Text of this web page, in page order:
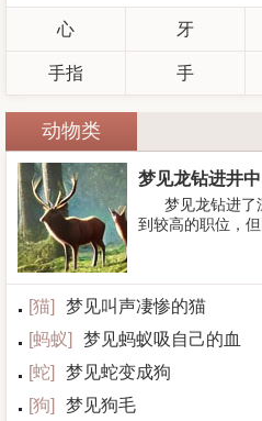
心 牙
手指 手
动物类
梦见龙钻进井中
梦见龙钻进了
到较高的职位，
[猫]
梦见叫声凄惨的猫
[蚂蚁]
梦见蚂蚁吸自己的血
[蛇]
梦见蛇变成狗
[狗]
梦见狗毛